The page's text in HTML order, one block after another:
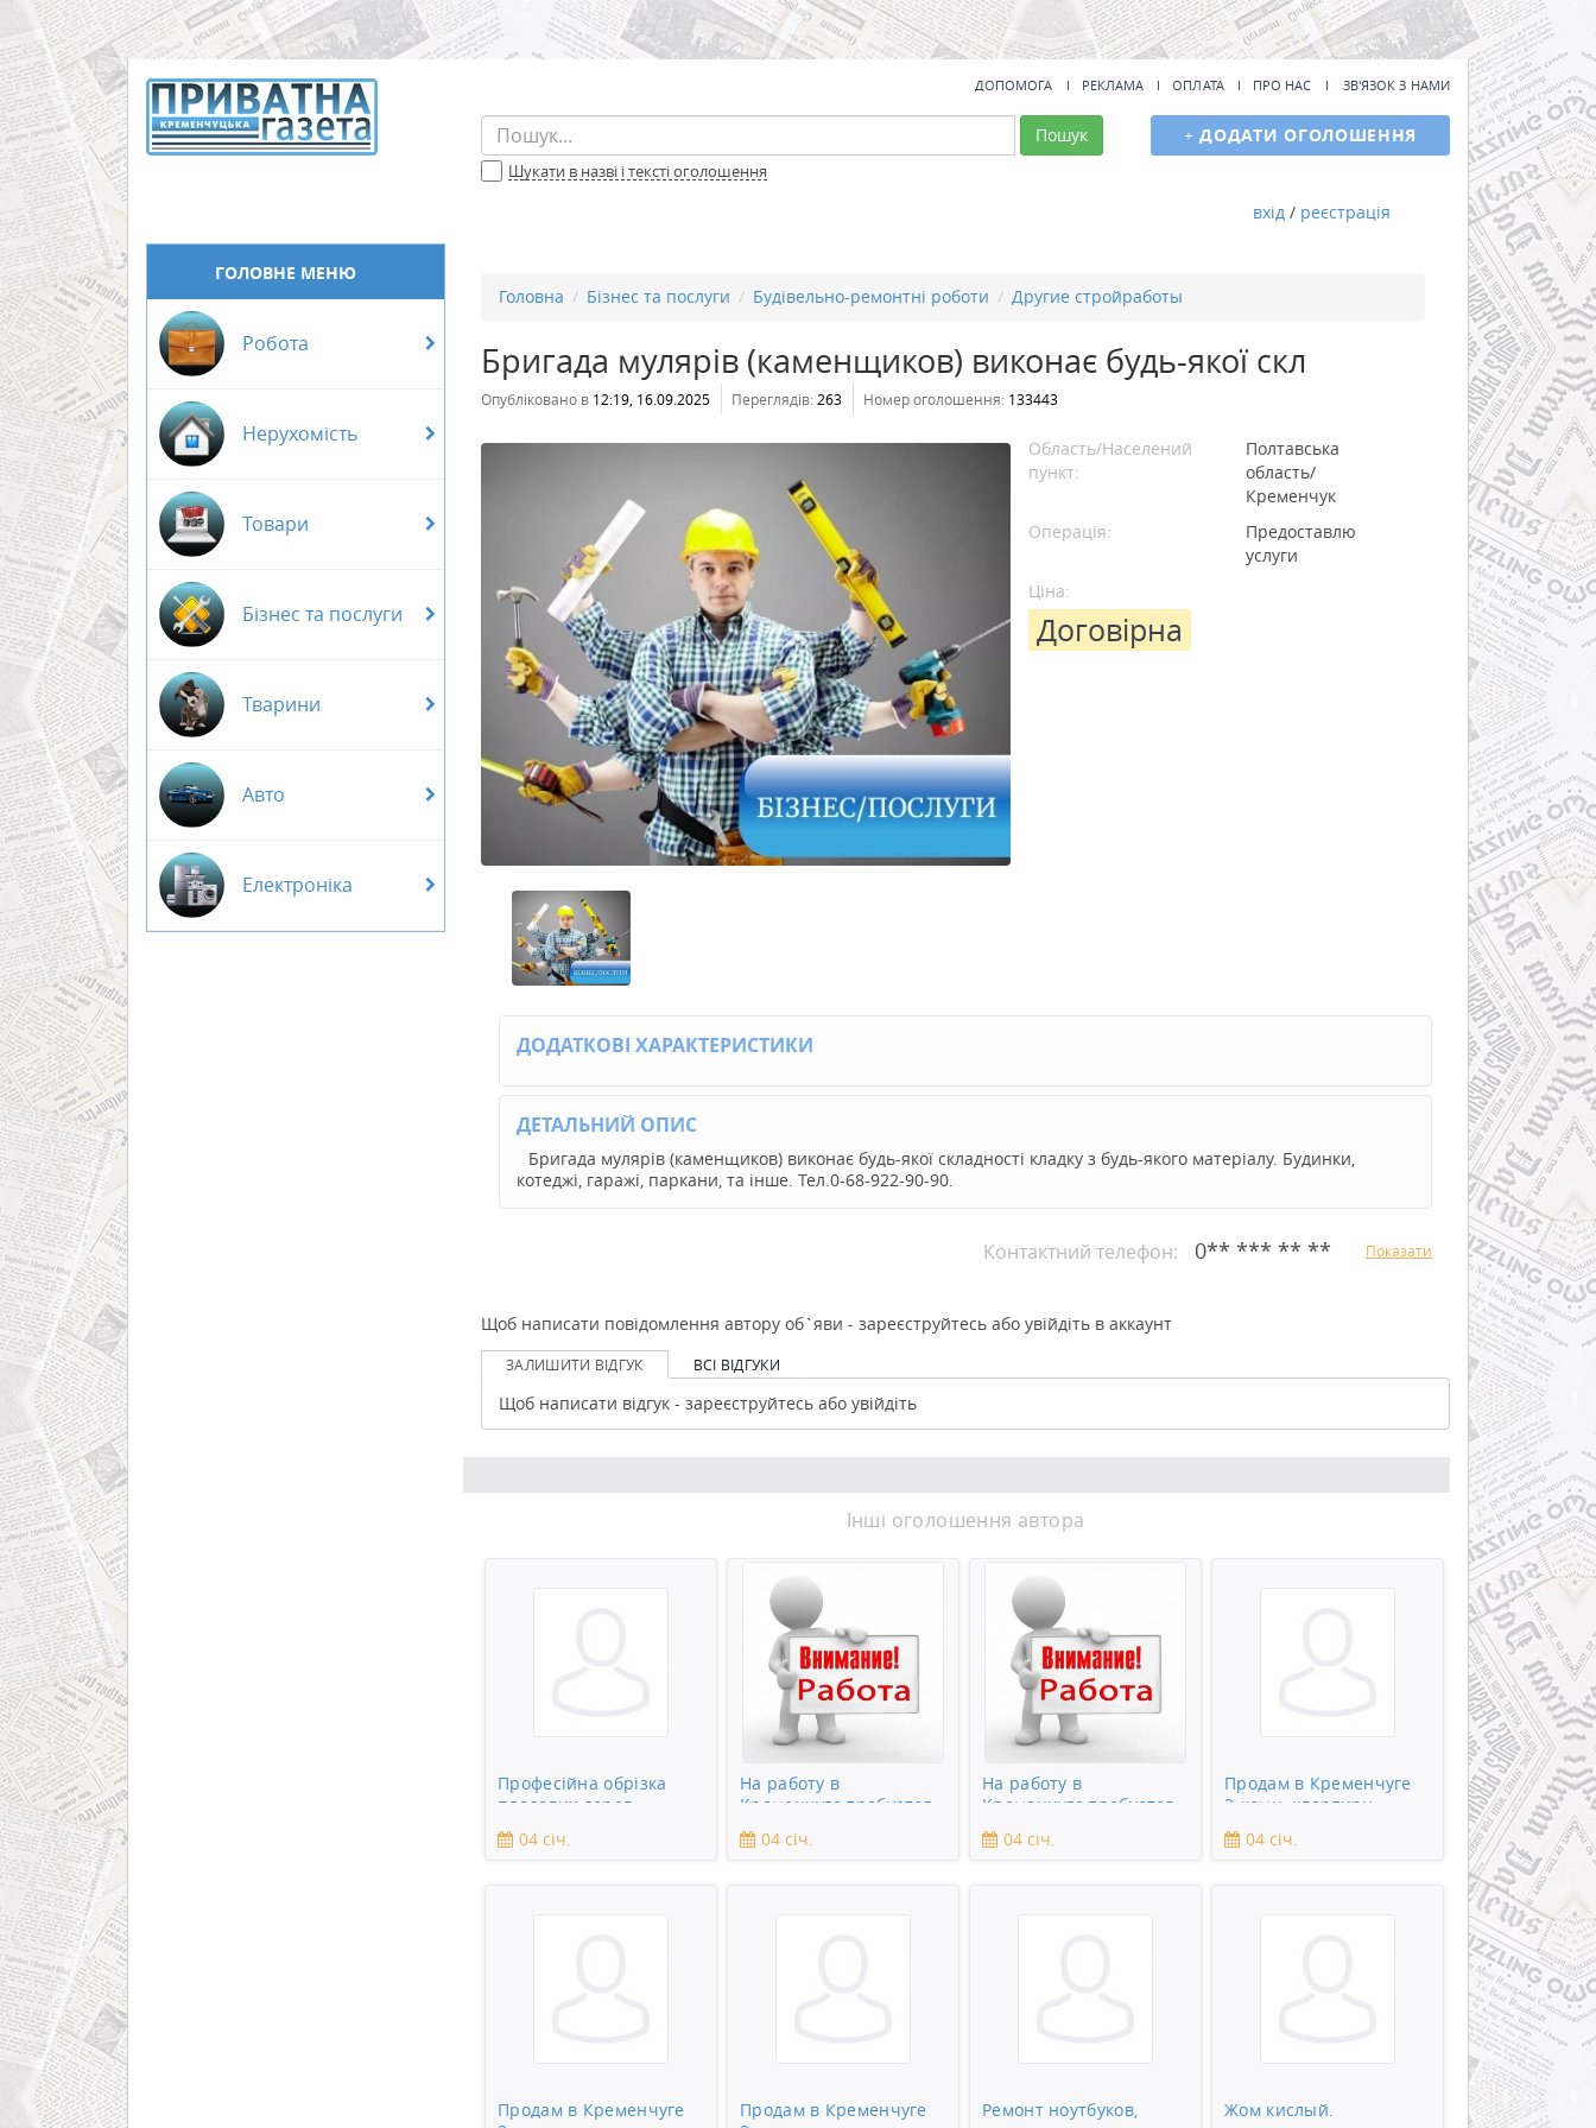
ДОПОМОГА РЕКЛАМА ОПЛАТА ПРО НАС ЗВ'ЯЗОК З НАМИ
Пошук
Шукати в назві і тексті оголошення
+ ДОДАТИ ОГОЛОШЕННЯ
вхід / реєстрація
ГОЛОВНЕ МЕНЮ
Робота
Нерухомість
Товари
Бізнес та послуги
Тварини
Авто
Електроніка
Головна Бізнес та послуги Будівельно-ремонтні роботи Другие стройработы
Бригада мулярів (каменщиков) виконає будь-якої скл
Опубліковано в 12:19, 16.09.2025 Переглядів: 263 Номер оголошення: 133443
Область/Населений
пункт:
Полтавська
область/
Кременчук
Операція:
Предоставлю
услуги
Ціна:
Договірна
ДОДАТКОВІ ХАРАКТЕРИСТИКИ
ДЕТАЛЬНИЙ ОПИС
Бригада мулярів (каменщиков) виконає будь-якої складності кладку з будь-якого матеріалу. Будинки,
котеджі, гаражі, паркани, та інше. Тел.0-68-922-90-90.
Контактний телефон: 0** *** ** ** Показати
Щоб написати повідомлення автору об`яви - зареєструйтесь або увійдіть в аккаунт
ЗАЛИШИТИ ВІДГУК ВСІ ВІДГУКИ
Щоб написати відгук - зареєструйтесь або увійдіть
Інші оголошення автора
Професійна обрізка
плодових дерев
04 січ.
На работу в
Кременчуге требуется
подсобник
04 січ.
На работу в
Кременчуге требуется
сантехник
04 січ.
Продам в Кременчуге
2-комн. квартиру
04 січ.
Продам в Кременчуге
Продам в Кременчуге
Ремонт ноутбуков,
Жом кислый.